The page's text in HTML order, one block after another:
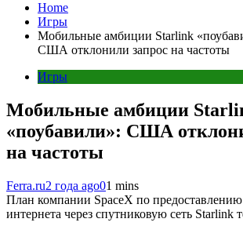
Home
Игры
Мобильные амбиции Starlink
США отклонили запрос на частоты
Игры
Мобильные амбиции
«поубавили»: США
на частоты
Ferra.ru2 года ago01 mins
План компании SpaceX по
интернета через спутниковую сеть Starlink